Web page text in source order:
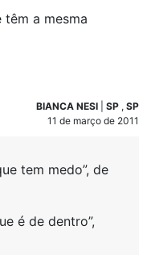
a mesma
BIANCA NESI SP , SP
11 de março de 2011
tem medo”, de
é de dentro”,